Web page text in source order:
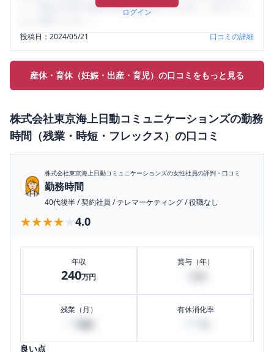
ログイン
り、将来の不安や現在の悩みを解消するために、ぜひサイト
投稿日：2024/05/21 口コミの詳細
産休・育休（妊娠・出産・育児）の口コミをもっと見る
株式会社東京海上日動コミュニケーションズの勤務
時間（残業・時短・フレックス） の口コミ
株式会社東京海上日動コミュニケーションズの女性社員の評判・口コミ
勤務時間
40代後半/契約社員 /テレマーケティング/役職なし
★★★★★
★★★★★ 4.0
年収
240万円
賞与（年）
残業（月） 有休消化率
良い点